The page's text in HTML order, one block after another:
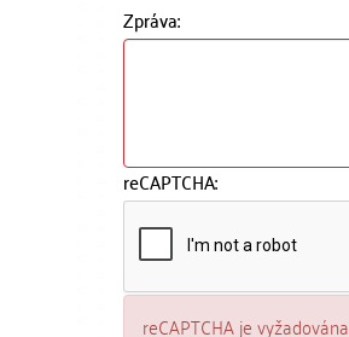
Zpráva:
reCAPTCHA:
reCAPTCHA je vyžadována